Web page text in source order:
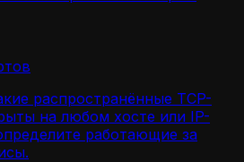
распространённые TCP-
на любом хосте или IP-
работающие за